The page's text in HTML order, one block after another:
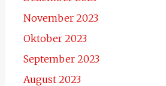
November 2023
Oktober 2023
September 2023
August 2023